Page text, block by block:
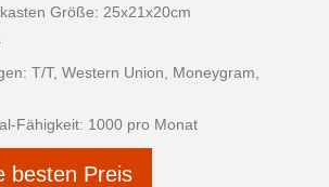
Größe: 25x21x20cm
T/T, Western Union, Moneygram,
Fähigkeit: 1000 pro Monat
besten Preis